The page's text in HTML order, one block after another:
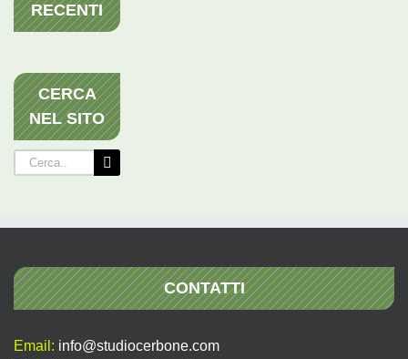
RECENTI
CERCA
NEL SITO
Cerca
per:
CONTATTI
Email: info@studiocerbone.com